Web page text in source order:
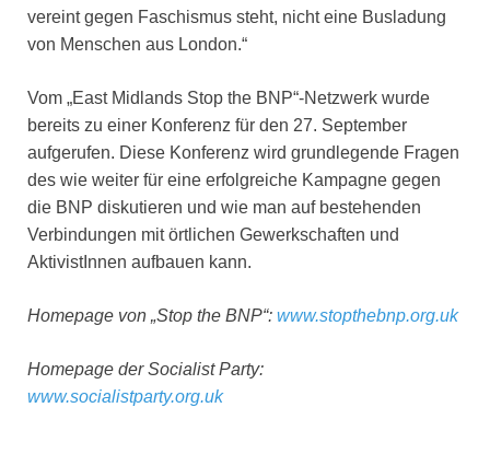
vereint gegen Faschismus steht, nicht eine Busladung
von Menschen aus London.“
Vom „East Midlands Stop the BNP“-Netzwerk wurde
bereits zu einer Konferenz für den 27. September
aufgerufen. Diese Konferenz wird grundlegende Fragen
des wie weiter für eine erfolgreiche Kampagne gegen
die BNP diskutieren und wie man auf bestehenden
Verbindungen mit örtlichen Gewerkschaften und
AktivistInnen aufbauen kann.
Homepage von „Stop the BNP“: www.stopthebnp.org.uk
Homepage der Socialist Party:
www.socialistparty.org.uk